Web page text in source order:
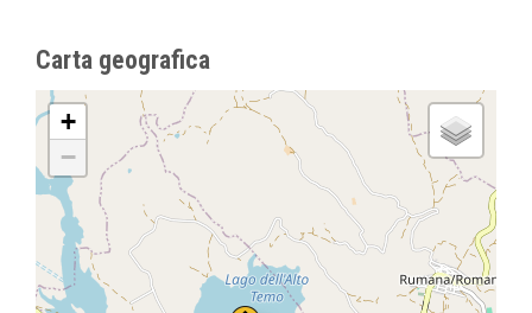
Carta geografica
+
−